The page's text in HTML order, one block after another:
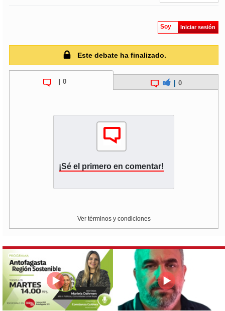
Soy Iniciar sesión
Este debate ha finalizado.
0 | 0
¡Sé el primero en comentar!
Ver términos y condiciones